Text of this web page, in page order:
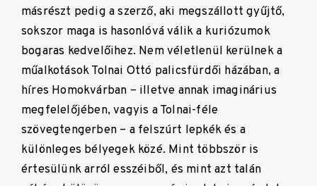
másrészt pedig a szerző, aki megszállott gyűjtő,
sokszor maga is hasonlóvá válik a kuriózumok
bogaras kedvelőihez. Nem véletlenül kerülnek a
műalkotások Tolnai Ottó palicsfürdői házában, a
híres Homokvárban – illetve annak imaginárius
megfelelőjében, vagyis a Tolnai-féle
szövegtengerben – a felszúrt lepkék és a
különleges bélyegek közé. Mint többször is
értesülünk arról esszéiből, és mint azt talán